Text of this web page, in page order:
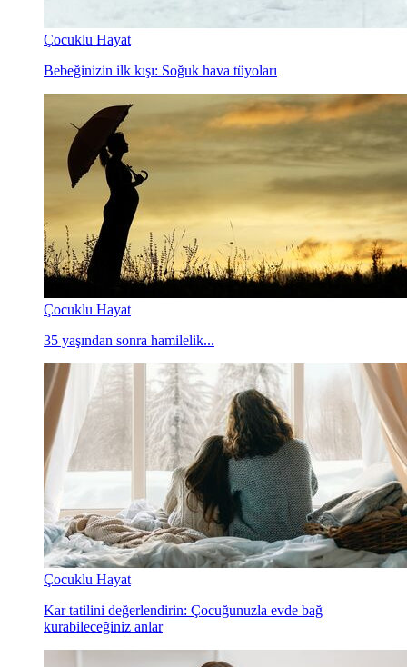
Çocuklu Hayat
Bebeğinizin ilk kışı: Soğuk hava tüyoları
Çocuklu Hayat
35 yaşından sonra hamilelik...
Çocuklu Hayat
Kar tatilini değerlendirin: Çocuğunuzla evde bağ
kurabileceğiniz anlar